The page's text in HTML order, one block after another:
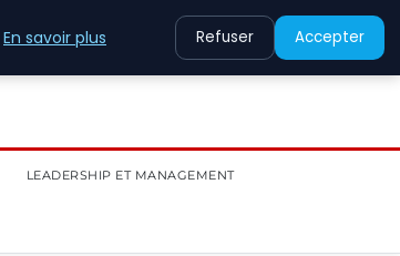
LEADERSHIP ET MANAGEMENT
En savoir plus Refuser Accepter